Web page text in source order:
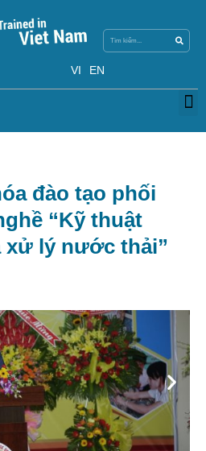
VI EN
đào tạo phối
“Kỹ thuật
lý nước thải”
Next